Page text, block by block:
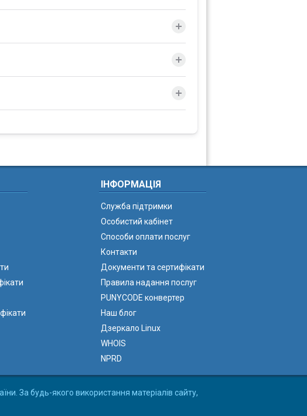
ІНФОРМАЦІЯ
Служба підтримки
Особистий кабінет
Способи оплати послуг
Контакти
Документи та сертифікати
Правила надання послуг
PUNYCODE конвертер
Наш блог
Дзеркало Linux
WHOIS
NPRD
За будь-якого використання матеріалів сайту,